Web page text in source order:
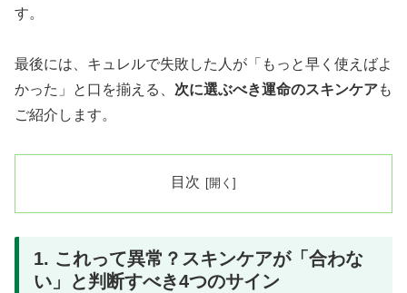
す。
最後には、キュレルで失敗した人が「もっと早く使えばよ
かった」と口を揃える、 次に選ぶべき運命のスキンケアも
ご紹介します。
目次
1. これって異常？スキンケアが「合わな
い」と判断すべき4つのサイン